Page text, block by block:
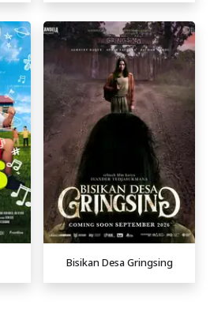
Bisikan Desa Gringsing